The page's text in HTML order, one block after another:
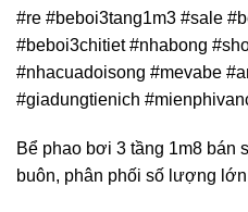
#re #beboi3tang1m3 #sale
#beboi3chitiet #nhabong
#nhacuadoisong #mevabe
#giadungtienich
Bể phao bơi 3 tầng 1m8 bán
buôn, phân phối số lượng